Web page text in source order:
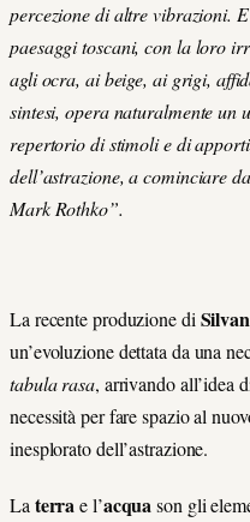
percezione di altre vibrazioni.
paesaggi toscani, con la loro
agli ocra, ai beige, ai grigi,
sintesi, opera naturalmente un
repertorio di stimoli e di
dell’astrazione, a cominciare
Mark Rothko”.
La recente produzione di
un’evoluzione dettata da una
tabula rasa, arrivando all’idea
necessità per fare spazio al
inesplorato dell’astrazione.
La terrae l’acquason gli